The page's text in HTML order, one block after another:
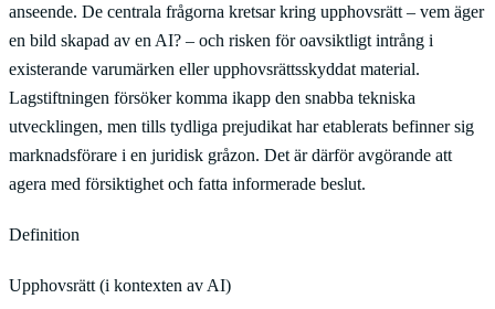
anseende. De centrala frågorna kretsar kring upphovsrätt – vem äger
en bild skapad av en AI? – och risken för oavsiktligt intrång i
existerande varumärken eller upphovsrättsskyddat material.
Lagstiftningen försöker komma ikapp den snabba tekniska
utvecklingen, men tills tydliga prejudikat har etablerats befinner sig
marknadsförare i en juridisk gråzon. Det är därför avgörande att
agera med försiktighet och fatta informerade beslut.
Definition
Upphovsrätt (i kontexten av AI)